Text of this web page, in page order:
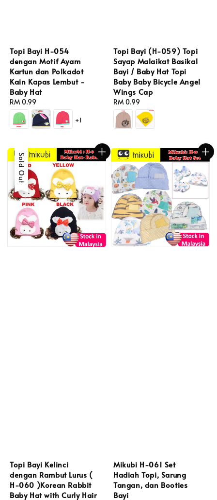
Topi Bayi H-054
dengan Motif Ayam
Kartun dan Polkadot
Kain Kapas Lembut -
Baby Hat
Regular
price
RM 0.99
+1
Topi Bayi (H-059) Topi
Sayap Malaikat Basikal
Bayi / Baby Hat Topi
Baby Baby Bicycle Angel
Wings Cap
Regular
price
RM 0.99
Sold Out
Topi Bayi Kelinci
dengan Rambut Lurus (
H-060 )Korean Rabbit
Baby Hat with Curly Hair
Mikubi H-061 Set
Hadiah Topi, Sarung
Tangan, dan Booties
Bayi